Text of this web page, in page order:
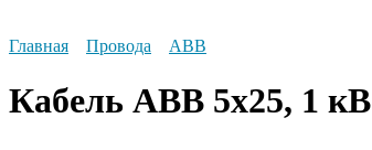
Главная Провода АВВ
Кабель АВВ 5х25, 1 кВ